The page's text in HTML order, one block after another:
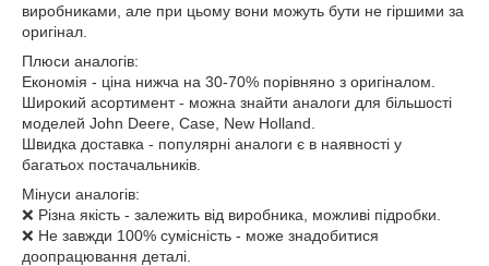
виробниками, але при цьому вони можуть бути не гіршими за
оригінал.
Плюси аналогів:
Економія - ціна нижча на 30-70% порівняно з оригіналом.
Широкий асортимент - можна знайти аналоги для більшості
моделей John Deere, Case, New Holland.
Швидка доставка - популярні аналоги є в наявності у
багатьох постачальників.
Мінуси аналогів:
❌ Різна якість - залежить від виробника, можливі підробки.
❌ Не завжди 100% сумісність - може знадобитися
доопрацювання деталі.